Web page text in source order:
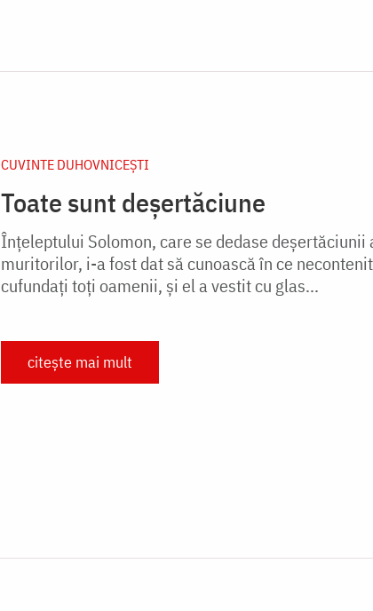
CUVINTE DUHOVNICEȘTI
Toate sunt deșertăciune
Înțeleptului Solomon, care se dedase
muritorilor, i-a fost dat să cunoască în ce
cufundați toți oamenii, și el a vestit cu glas...
citește mai mult